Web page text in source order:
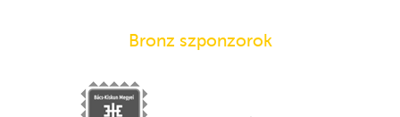
Bronz szponzorok